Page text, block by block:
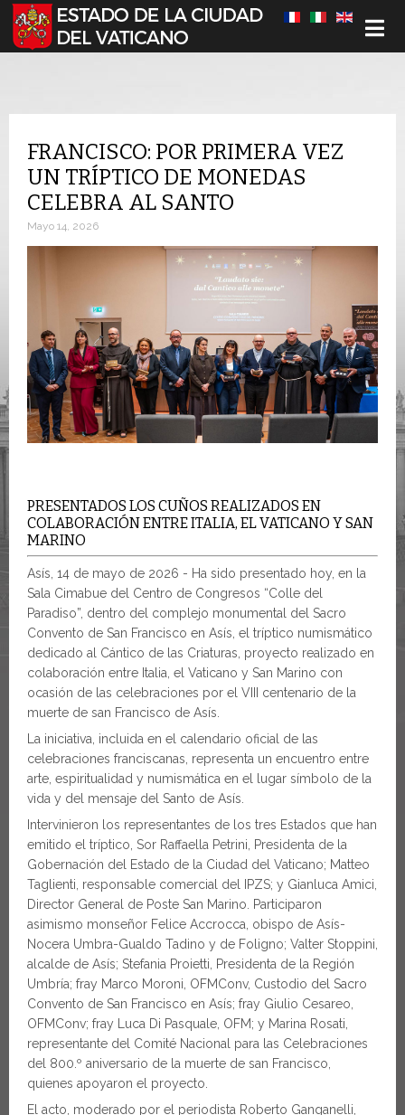
Seleccione su idioma
FRANCISCO: POR PRIMERA VEZ
UN TRÍPTICO DE MONEDAS
CELEBRA AL SANTO
Mayo 14, 2026
PRESENTADOS LOS CUÑOS REALIZADOS EN
COLABORACIÓN ENTRE ITALIA, EL VATICANO Y SAN
MARINO
Asís, 14 de mayo de 2026 - Ha sido presentado hoy, en la
Sala Cimabue del Centro de Congresos “Colle del
Paradiso”, dentro del complejo monumental del Sacro
Convento de San Francisco en Asís, el tríptico numismático
dedicado al Cántico de las Criaturas, proyecto realizado en
colaboración entre Italia, el Vaticano y San Marino con
ocasión de las celebraciones por el VIII centenario de la
muerte de san Francisco de Asís.
La iniciativa, incluida en el calendario oficial de las
celebraciones franciscanas, representa un encuentro entre
arte, espiritualidad y numismática en el lugar símbolo de la
vida y del mensaje del Santo de Asís.
Intervinieron los representantes de los tres Estados que han
emitido el tríptico, Sor Raffaella Petrini, Presidenta de la
Gobernación del Estado de la Ciudad del Vaticano; Matteo
Taglienti, responsable comercial del IPZS; y Gianluca Amici,
Director General de Poste San Marino. Participaron
asimismo monseñor Felice Accrocca, obispo de Asís-
Nocera Umbra-Gualdo Tadino y de Foligno; Valter Stoppini,
alcalde de Asís; Stefania Proietti, Presidenta de la Región
Umbría; fray Marco Moroni, OFMConv, Custodio del Sacro
Convento de San Francisco en Asís; fray Giulio Cesareo,
OFMConv; fray Luca Di Pasquale, OFM; y Marina Rosati,
representante del Comité Nacional para las Celebraciones
del 800.º aniversario de la muerte de san Francisco,
quienes apoyaron el proyecto.
El acto, moderado por el periodista Roberto Ganganelli,